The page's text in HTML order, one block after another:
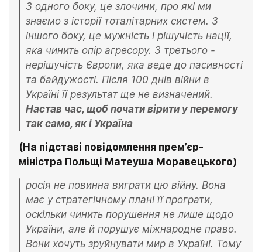
З одного боку, це злочини, про які ми
знаємо з історії тоталітарних систем. З
іншого боку, це мужність і рішучість нації,
яка чинить опір агресору. З третього -
нерішучість Європи, яка веде до пасивності
та байдужості. Після 100 днів війни в
Настав час, щоб почати вірити у перемогу
так само, як і Україна
(На підставі повідомлення прем’єр-
міністра Польщі Матеуша Моравецького)
росія не повинна виграти цю війну. Вона
має у стратегічному плані її програти,
оскільки чинить порушення не лише щодо
України, але й порушує міжнародне право.
Вони хочуть зруйнувати мир в Україні. Тому